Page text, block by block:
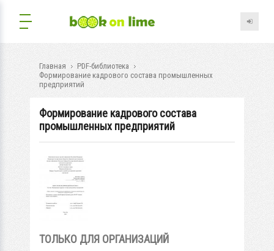
Главная
PDF-библиотека
Формирование кадрового состава промышленных
предприятий
Формирование кадрового состава
промышленных предприятий
ТОЛЬКО ДЛЯ ОРГАНИЗАЦИЙ